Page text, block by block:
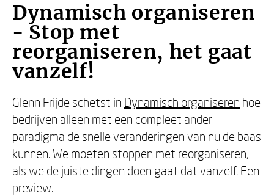
Dynamisch organiseren
- Stop met
reorganiseren, het gaat
vanzelf!
Glenn Frijde schetst in Dynamisch organiseren hoe
bedrijven alleen met een compleet ander
paradigma de snelle veranderingen van nu de baas
kunnen. We moeten stoppen met reorganiseren,
als we de juiste dingen doen gaat dat vanzelf. Een
preview.